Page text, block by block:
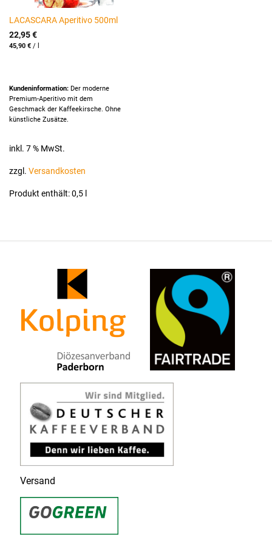
LACASCARA Aperitivo 500ml
22,95€
45,90 €/
Kundeninformation: Der moderne
Premium-Aperitivo mit dem
Geschmack der Kaffeekirsche. Ohne
künstliche Zusätze.
inkl. 7 % MwSt.
zzgl. Versandkosten
Produkt enthält: 0,5 l
Versand